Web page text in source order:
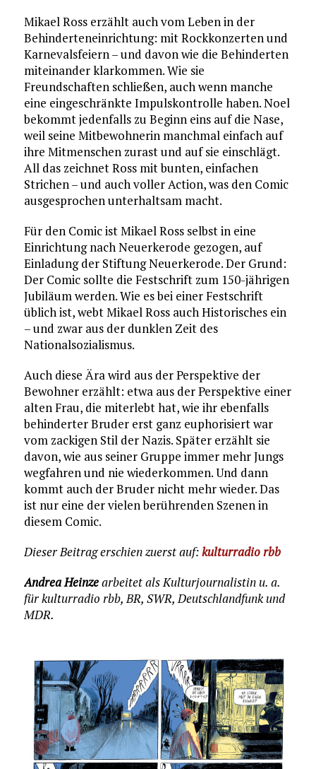
Mikael Ross erzählt auch vom Leben in der
Behinderteneinrichtung: mit Rockkonzerten und
Karnevalsfeiern – und davon wie die Behinderten
miteinander klarkommen. Wie sie
Freundschaften schließen, auch wenn manche
eine eingeschränkte Impulskontrolle haben. Noel
bekommt jedenfalls zu Beginn eins auf die Nase,
weil seine Mitbewohnerin manchmal einfach auf
ihre Mitmenschen zurast und auf sie einschlägt.
All das zeichnet Ross mit bunten, einfachen
Strichen – und auch voller Action, was den Comic
ausgesprochen unterhaltsam macht.
Für den Comic ist Mikael Ross selbst in eine
Einrichtung nach Neuerkerode gezogen, auf
Einladung der Stiftung Neuerkerode. Der Grund:
Der Comic sollte die Festschrift zum 150-jährigen
Jubiläum werden. Wie es bei einer Festschrift
üblich ist, webt Mikael Ross auch Historisches ein
– und zwar aus der dunklen Zeit des
Nationalsozialismus.
Auch diese Ära wird aus der Perspektive der
Bewohner erzählt: etwa aus der Perspektive einer
alten Frau, die miterlebt hat, wie ihr ebenfalls
behinderter Bruder erst ganz euphorisiert war
vom zackigen Stil der Nazis. Später erzählt sie
davon, wie aus seiner Gruppe immer mehr Jungs
wegfahren und nie wiederkommen. Und dann
kommt auch der Bruder nicht mehr wieder. Das
ist nur eine der vielen berührenden Szenen in
diesem Comic.
Dieser Beitrag erschien zuerst auf:kulturradio rbb
Andrea Heinzearbeitet als Kulturjournalistin u. a.
für kulturradio rbb, BR, SWR, Deutschlandfunk und
MDR.